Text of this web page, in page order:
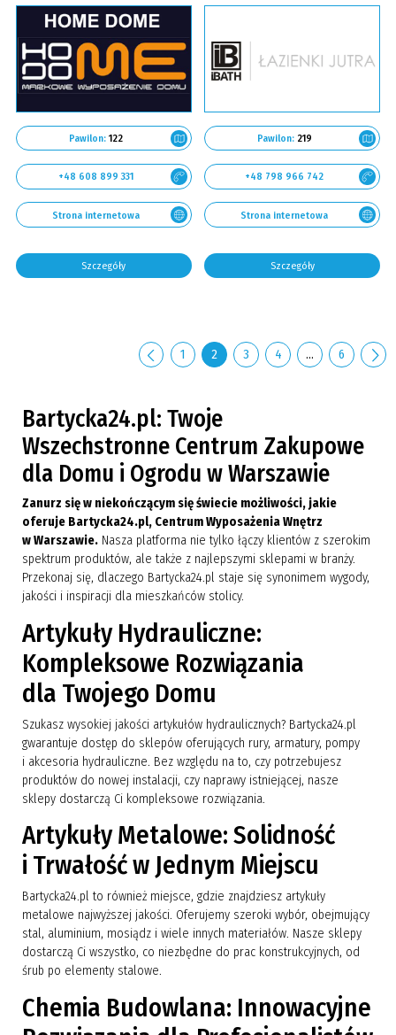
Pawilon: 122
+48 608 899 331
Strona internetowa
Szczegóły
Pawilon:219
+48 798 966 742
Strona internetowa
Szczegóły
1 2 3 4 … 6
Bartycka24.pl: Twoje
Wszechstronne Centrum Zakupowe
dla Domu i Ogrodu w Warszawie
Zanurz się w niekończącym się świecie możliwości, jakie
oferuje Bartycka24.pl, Centrum Wyposażenia Wnętrz
w Warszawie. Nasza platforma nie tylko łączy klientów z szerokim
spektrum produktów, ale także z najlepszymi sklepami w branży.
Przekonaj się, dlaczego Bartycka24.pl staje się synonimem wygody,
jakości i inspiracji dla mieszkańców stolicy.
Artykuły Hydrauliczne:
Kompleksowe Rozwiązania
dla Twojego Domu
Szukasz wysokiej jakości artykułów hydraulicznych? Bartycka24.pl
gwarantuje dostęp do sklepów oferujących rury, armatury, pompy
i akcesoria hydrauliczne. Bez względu na to, czy potrzebujesz
produktów do nowej instalacji, czy naprawy istniejącej, nasze
sklepy dostarczą Ci kompleksowe rozwiązania.
Artykuły Metalowe: Solidność
i Trwałość w Jednym Miejscu
Bartycka24.pl to również miejsce, gdzie znajdziesz artykuły
metalowe najwyższej jakości. Oferujemy szeroki wybór, obejmujący
stal, aluminium, mosiądz i wiele innych materiałów. Nasze sklepy
dostarczą Ci wszystko, co niezbędne do prac konstrukcyjnych, od
śrub po elementy stalowe.
Chemia Budowlana: Innowacyjne